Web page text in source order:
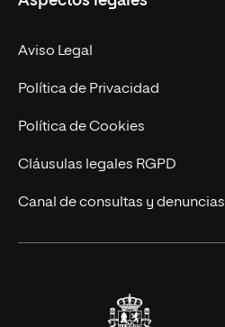
Doctorados
Experto Universitario
Postgrados
Cursos Universitarios
Facultades
Nuestro Equipo
Trabaja en UNIR
Actualidad
UNIR Revista
Eventos
Aviso Legal
Política de Privacidad
Política de Cookies
Cláusulas legales RGPD
Canal de consultas y denuncias